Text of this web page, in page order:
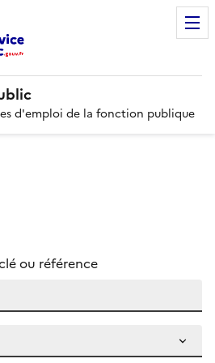
d'emploi de la fonction publique
ou référence